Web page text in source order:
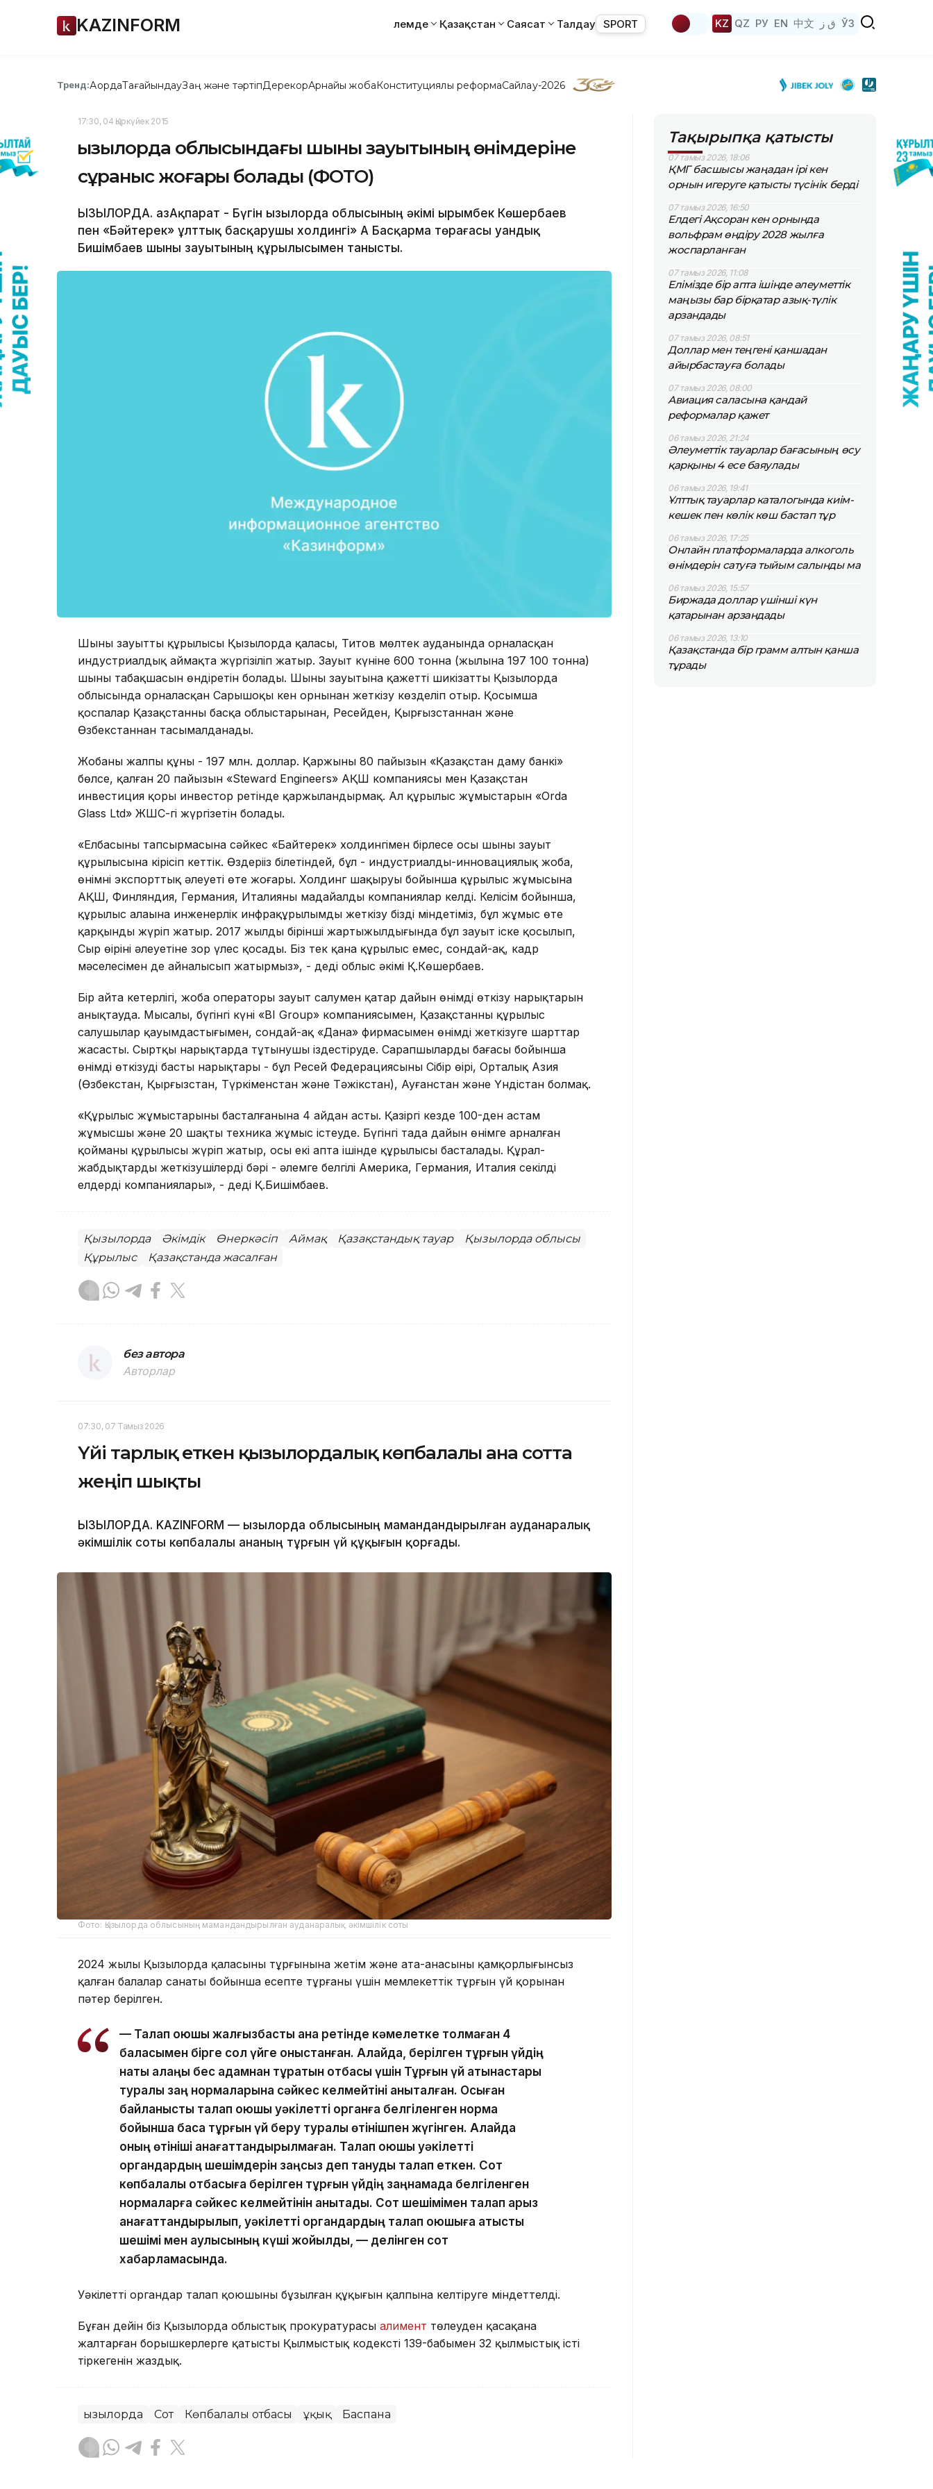
KAZINFORM Әлемде Қазақстан Саясат Талдау SPORT KZ QZ РУ EN 中文 ق ز ЎЗ
Тренд:АқордаТағайындауЗаң және тәртіпДерекқорАрнайы жобаКонституциялық реформаСайлау-2026
17:30, 04 Қыркүйек 2015
Қызылорда облысындағы шыны зауытының өнімдеріне
сұраныс жоғары болады (ФОТО)
ҚЫЗЫЛОРДА. ҚазАқпарат - Бүгін Қызылорда облысының әкімі Қырымбек Көшербаев
пен «Бәйтерек» ұлттық басқарушы холдингі» АҚ Басқарма төрағасы Қуандық
Бишімбаев шыны зауытының құрылысымен танысты.
Шыны зауыттың құрылысы Қызылорда қаласы, Титов мөлтек ауданында орналасқан
индустриалдық аймақта жүргізіліп жатыр. Зауыт күніне 600 тонна (жылына 197 100 тонна)
шыны табақшасын өндіретін болады. Шыны зауытына қажетті шикізатты Қызылорда
облысында орналасқан Сарышоқы кен орнынан жеткізу көзделіп отыр. Қосымша
қоспалар Қазақстанның басқа облыстарынан, Ресейден, Қырғызстаннан және
Өзбекстаннан тасымалданады.
Жобаның жалпы құны - 197 млн. доллар. Қаржының 80 пайызын «Қазақстан даму банкі»
бөлсе, қалған 20 пайызын «Steward Engineers» АҚШ компаниясы мен Қазақстан
инвестиция қоры инвестор ретінде қаржыландырмақ. Ал құрылыс жұмыстарын «Orda
Glass Ltd» ЖШС-гі жүргізетін болады.
«Елбасының тапсырмасына сәйкес «Байтерек» холдингімен бірлесе осы шыны зауыт
құрылысына кірісіп кеттік. Өздеріңіз білетіндей, бұл - индустриалды-инновациялық жоба,
өнімнің экспорттық әлеуеті өте жоғары. Холдинг шақыруы бойынша құрылыс жұмысына
АҚШ, Финляндия, Германия, Италияның маңдайалды компаниялар келді. Келісім бойынша,
құрылыс алаңына инженерлік инфрақұрылымды жеткізу біздің міндетіміз, бұл жұмыс өте
қарқынды жүріп жатыр. 2017 жылдың бірінші жартыжылдығында бұл зауыт іске қосылып,
Сыр өңірінің әлеуетіне зор үлес қосады. Біз тек қана құрылыс емес, сондай-ақ, кадр
мәселесімен де айналысып жатырмыз», - деді облыс әкімі Қ.Көшербаев.
Бір айта кетерлігі, жоба операторы зауыт салумен қатар дайын өнімді өткізу нарықтарын
анықтауда. Мысалы, бүгінгі күні «BI Group» компаниясымен, Қазақстанның құрылыс
салушылар қауымдастығымен, сондай-ақ «Дана» фирмасымен өнімді жеткізуге шарттар
жасасты. Сыртқы нарықтарда тұтынушы іздестіруде. Сарапшылардың бағасы бойынша
өнімді өткізудің басты нарықтары - бұл Ресей Федерациясының Сібір өңірі, Орталық Азия
(Өзбекстан, Қырғызстан, Түркіменстан және Тәжікстан), Ауғанстан және Үндістан болмақ.
«Құрылыс жұмыстарының басталғанына 4 айдан асты. Қазіргі кезде 100-ден астам
жұмысшы және 20 шақты техника жұмыс істеуде. Бүгінгі таңда дайын өнімге арналған
қойманың құрылысы жүріп жатыр, осы екі апта ішінде құрылысы басталады. Құрал-
жабдықтарды жеткізушілердің бәрі - әлемге белгілі Америка, Германия, Италия секілді
елдердің компаниялары», - деді Қ.Бишімбаев.
Қызылорда Әкімдік Өнеркәсіп Аймақ Қазақстандық тауар
Қызылорда облысы
Құрылыс
Қазақстанда жасалған
без автора
Авторлар
07:30, 07 Тамыз 2026
Үйі тарлық еткен қызылордалық көпбалалы ана сотта
жеңіп шықты
ҚЫЗЫЛОРДА. KAZINFORM — Қызылорда облысының мамандандырылған ауданаралық
әкімшілік соты көпбалалы ананың тұрғын үй құқығын қорғады.
Фото: Қызылорда облысының мамандандырылған ауданаралық әкімшілік соты
2024 жылы Қызылорда қаласының тұрғынына жетім және ата-анасының қамқорлығынсыз
қалған балалар санаты бойынша есепте тұрғаны үшін мемлекеттік тұрғын үй қорынан
пәтер берілген.
— Талап қоюшы жалғызбасты ана ретінде кәмелетке толмаған 4
баласымен бірге сол үйге қоныстанған. Алайда, берілген тұрғын үйдің
нақты алаңы бес адамнан тұратын отбасы үшін Тұрғын үй қатынастары
туралы заң нормаларына сәйкес келмейтіні анықталған. Осыған
байланысты талап қоюшы уәкілетті органға белгіленген норма
бойынша басқа тұрғын үй беру туралы өтінішпен жүгінген. Алайда
оның өтініші қанағаттандырылмаған. Талап қоюшы уәкілетті
органдардың шешімдерін заңсыз деп тануды талап еткен. Сот
көпбалалы отбасыға берілген тұрғын үйдің заңнамада белгіленген
нормаларға сәйкес келмейтінін анықтады. Сот шешімімен талап арыз
қанағаттандырылып, уәкілетті органдардың талап қоюшыға қатысты
шешімі мен қаулысының күші жойылды, — делінген сот
хабарламасында.
Уәкілетті органдар талап қоюшының бұзылған құқығын қалпына келтіруге міндеттелді.
Бұған дейін біз Қызылорда облыстық прокуратурасы алимент төлеуден қасақана
жалтарған борышкерлерге қатысты Қылмыстық кодекстің 139-бабымен 32 қылмыстық істі
тіркегенін жаздық.
Қызылорда Сот Көпбалалы отбасы Құқық Баспана
Тақырыпқа қатысты
07 тамыз 2026, 18:06
ҚМГ басшысы жаңадан ірі кен
орнын игеруге қатысты түсінік берді
07 тамыз 2026, 16:50
Елдегі Ақсоран кен орнында
вольфрам өндіру 2028 жылға
жоспарланған
07 тамыз 2026, 11:08
Елімізде бір апта ішінде әлеуметтік
маңызы бар бірқатар азық-түлік
арзандады
07 тамыз 2026, 08:51
Доллар мен теңгені қаншадан
айырбастауға болады
07 тамыз 2026, 08:00
Авиация саласына қандай
реформалар қажет
06 тамыз 2026, 21:24
Әлеуметтік тауарлар бағасының өсу
қарқыны 4 есе баяулады
06 тамыз 2026, 19:41
Ұлттық тауарлар каталогында киім-
кешек пен көлік көш бастап тұр
06 тамыз 2026, 17:25
Онлайн платформаларда алкоголь
өнімдерін сатуға тыйым салынды ма
06 тамыз 2026, 15:57
Биржада доллар үшінші күн
қатарынан арзандады
06 тамыз 2026, 13:10
Қазақстанда бір грамм алтын қанша
тұрады